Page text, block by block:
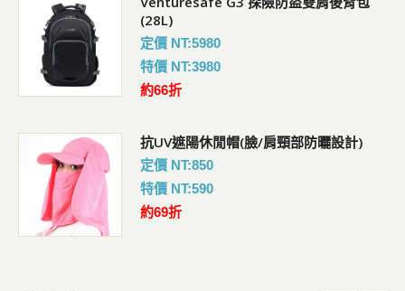
(28L)
定價 NT:5980
特價 NT:3980
約66折
抗UV遮陽休閒帽(臉/肩頸部防曬設計)
定價 NT:850
特價 NT:590
約69折